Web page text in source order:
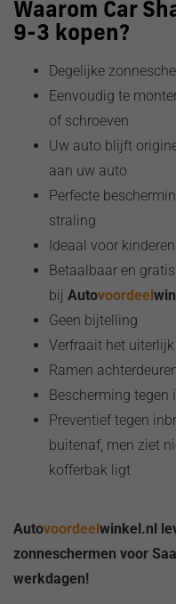
Waarom Car
9-3 kopen?
Degelijke
Eenvoudig te
of schroeven
Uw auto blijft
aan uw auto
Perfecte
straling
Ideaal voor
Betaalbaar en
bij Autovoordeel
Geen bijtelling
Verfraait het
Ramen
Bescherming tegen
Preventief tegen
buitenaf, men ziet
kofferbak ligt
Autovoordeelwinkel.nl
zonneschermen voor
werkdagen!